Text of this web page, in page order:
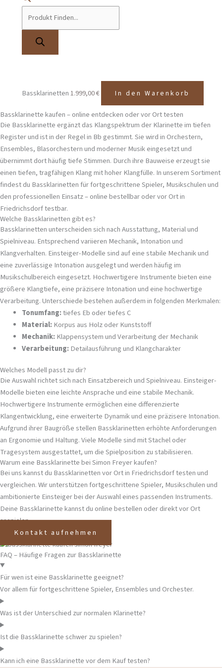
Bassklarinetten5.500,00
Warenkorb
Bassklarinetten1.999,00€ In den Warenkorb
Bassklarinette kaufen – online entdecken oder vor Ort testen
Die Bassklarinette ergänzt das Klangspektrum der Klarinette im tiefen
Register und ist in der Regel in Bb gestimmt. Sie wird in Orchestern,
Ensembles, Blasorchestern und moderner Musik eingesetzt und
übernimmt dort häufig tiefe Stimmen. Durch ihre Bauweise erzeugt sie
einen tiefen, tragfähigen Klang mit hoher Klangfülle. In unserem Sortiment
findest du Bassklarinetten für fortgeschrittene Spieler, Musikschulen und
den professionellen Einsatz – online bestellbar oder vor Ort in
Friedrichsdorftestbar.
Welche Bassklarinetten gibt es?
Bassklarinetten unterscheiden sich nach Ausstattung, Material und
Spielniveau. Entsprechend variieren Mechanik, Intonation und
Klangverhalten. Einsteiger-Modelle sind auf eine stabile Mechanik und
eine zuverlässige Intonation ausgelegt und werden häufig im
Musikschulbereich eingesetzt. Hochwertigere Instrumente bieten eine
größere Klangtiefe, eine präzisere Intonation und eine hochwertige
Verarbeitung. Unterschiede bestehen außerdem in folgenden Merkmalen:
Tonumfang:tiefes Eb oder tiefes C
Material: Korpus aus Holz oder Kunststoff
Mechanik: Klappensystem und Verarbeitung der Mechanik
Verarbeitung: Detailausführung und Klangcharakter
Welches Modell passt zu dir?
Die Auswahl richtet sich nach Einsatzbereich und Spielniveau. Einsteiger-
Modelle bieten eine leichte Ansprache und eine stabile Mechanik.
Hochwertigere Instrumente ermöglichen eine differenzierte
Klangentwicklung, eine erweiterte Dynamik und eine präzisere Intonation.
Aufgrund ihrer Baugröße stellen Bassklarinetten erhöhte Anforderungen
an Ergonomie und Haltung. Viele Modelle sind mit Stachel oder
Tragesystem ausgestattet, um die Spielposition zu stabilisieren.
Warum eine Bassklarinette bei Simon Freyer kaufen?
Bei uns kannst du Bassklarinetten vor Ort in Friedrichsdorftesten und
vergleichen. Wir unterstützen fortgeschrittene Spieler, Musikschulen und
ambitionierte Einsteiger bei der Auswahl eines passenden Instruments.
Deine Bassklarinette kannst du online bestellen oder direkt vor Ort
anspielen.
Kontakt aufnehmen
FAQ – Häufige Fragen zur Bassklarinette
Für wen ist eine Bassklarinette geeignet?
Vor allem für fortgeschrittene Spieler, Ensembles und Orchester.
Was ist der Unterschied zur normalen Klarinette?
Ist die Bassklarinette schwer zu spielen?
Kann ich eine Bassklarinette vor dem Kauf testen?